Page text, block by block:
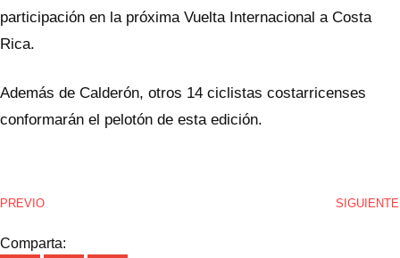
participación en la próxima Vuelta Internacional a Costa
Rica.
Además de Calderón, otros 14 ciclistas costarricenses
conformarán el pelotón de esta edición.
PREVIO SIGUIENTE
Comparta: